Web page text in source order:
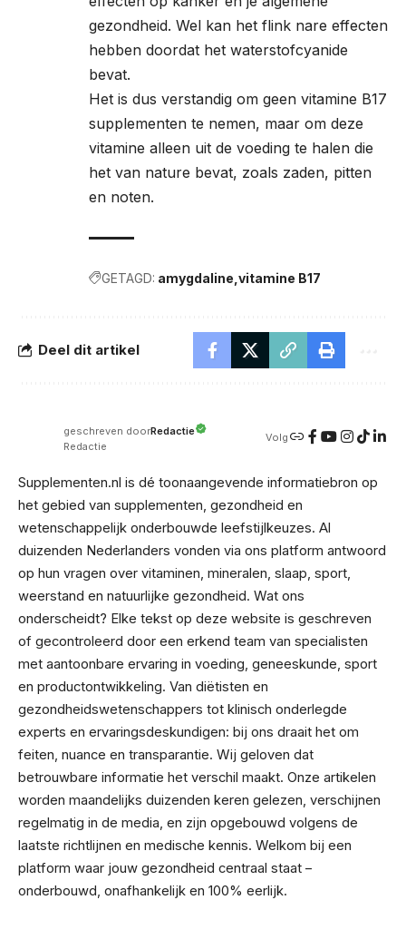
gezondheid. Wel kan het flink nare effecten
hebben doordat het waterstofcyanide
bevat.
Het is dus verstandig om geen vitamine B17
supplementen te nemen, maar om deze
vitamine alleen uit de voeding te halen die
het van nature bevat, zoals zaden, pitten
en noten.
GETAGD: amygdaline vitamine B17
Deel dit artikel
geschreven doorRedactie
Redactie
Volg
Supplementen.nl is dé toonaangevende informatiebron op
het gebied van supplementen, gezondheid en
wetenschappelijk onderbouwde leefstijlkeuzes. Al
duizenden Nederlanders vonden via ons platform antwoord
op hun vragen over vitaminen, mineralen, slaap, sport,
weerstand en natuurlijke gezondheid. Wat ons
onderscheidt? Elke tekst op deze website is geschreven
of gecontroleerd door een erkend team van specialisten
met aantoonbare ervaring in voeding, geneeskunde, sport
en productontwikkeling. Van diëtisten en
gezondheidswetenschappers tot klinisch onderlegde
experts en ervaringsdeskundigen: bij ons draait het om
feiten, nuance en transparantie. Wij geloven dat
betrouwbare informatie het verschil maakt. Onze artikelen
worden maandelijks duizenden keren gelezen, verschijnen
regelmatig in de media, en zijn opgebouwd volgens de
laatste richtlijnen en medische kennis. Welkom bij een
platform waar jouw gezondheid centraal staat –
onderbouwd, onafhankelijk en 100% eerlijk.